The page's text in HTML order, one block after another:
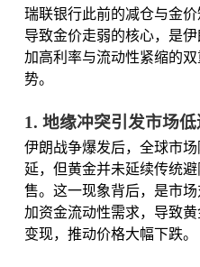
瑞联银行此前的减仓与金
导致金价走弱的核心，是
加高利率与流动性紧缩的
势。
1. 地缘冲突引发市场
伊朗战争爆发后，全球市
延，但黄金并未延续传统
售。这一现象背后，是市
加资金流动性需求，导致
变现，推动价格大幅下跌。